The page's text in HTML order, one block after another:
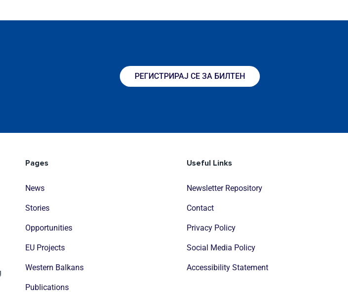
РЕГИСТРИРАЈ СЕ ЗА БИЛТЕН
Pages
News
Stories
Opportunities
EU Projects
Western Balkans
Publications
Useful Links
Newsletter Repository
Contact
Privacy Policy
Social Media Policy
Accessibility Statement